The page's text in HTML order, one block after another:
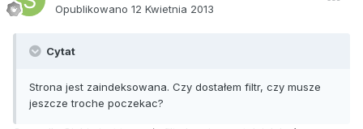
Opublikowano 12 Kwietnia 2013
Cytat
Strona jest zaindeksowana. Czy dostałem filtr, czy musze
jeszcze troche poczekac?